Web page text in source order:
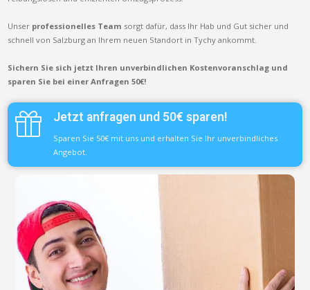
Unser professionelles Team sorgt dafür, dass Ihr Hab und Gut sicher und
schnell von Salzburg an Ihrem neuen Standort in Tychy ankommt.
Sichern Sie sich jetzt Ihren unverbindlichen Kostenvoranschlag und
sparen Sie bei einer Anfragen 50€!
Jetzt anfragen und 50€ sparen!
Sparen Sie 50€ mit uns und erhalten Sie Ihr unverbindliches
Angebot.